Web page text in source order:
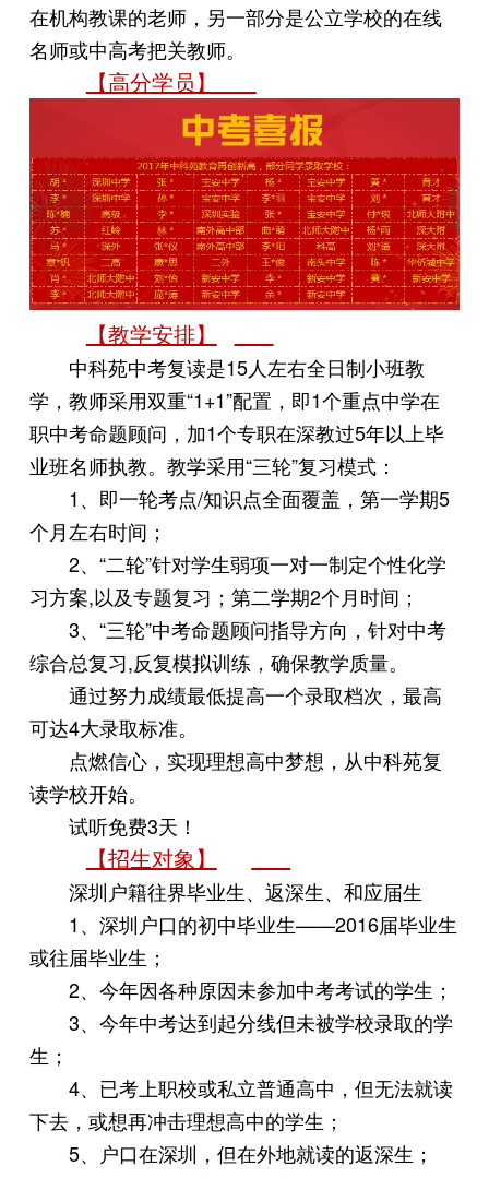
在机构教课的老师，另一部分是公立学校的在线
名师或中高考把关教师。
【高分学员】
【教学安排】
中科苑中考复读是15人左右全日制小班教
学，教师采用双重“1+1”配置，即1个重点中学在
职中考命题顾问，加1个专职在深教过5年以上毕
业班名师执教。教学采用“三轮”复习模式：
1、即一轮考点/知识点全面覆盖，第一学期5
个月左右时间；
2、“二轮”针对学生弱项一对一制定个性化学
习方案,以及专题复习；第二学期2个月时间；
3、“三轮”中考命题顾问指导方向，针对中考
综合总复习,反复模拟训练，确保教学质量。
通过努力成绩最低提高一个录取档次，最高
可达4大录取标准。
点燃信心，实现理想高中梦想，从中科苑复
读学校开始。
试听免费3天！
【招生对象】
深圳户籍往界毕业生、返深生、和应届生
1、深圳户口的初中毕业生——2016届毕业生
或往届毕业生；
2、今年因各种原因未参加中考考试的学生；
3、今年中考达到起分线但未被学校录取的学
生；
4、已考上职校或私立普通高中，但无法就读
下去，或想再冲击理想高中的学生；
5、户口在深圳，但在外地就读的返深生；